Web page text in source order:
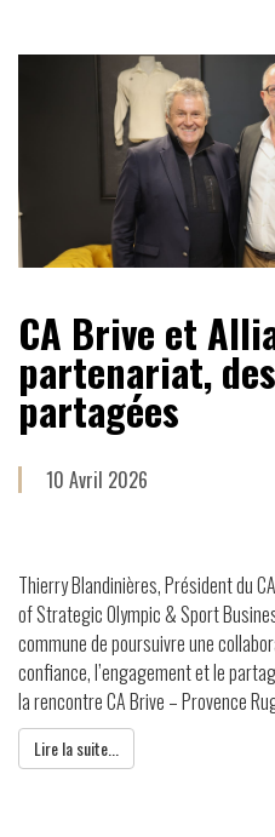
CA Brive et
partenariat,
partagées
10 Avril 2026
Thierry Blandinières, Président du
of Strategic Olympic & Sport
commune de poursuivre une
confiance, l’engagement et le
la rencontre CA Brive – Provence
Lire la suite...